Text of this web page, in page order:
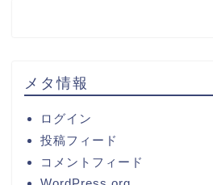
メタ情報
ログイン
投稿フィード
コメントフィード